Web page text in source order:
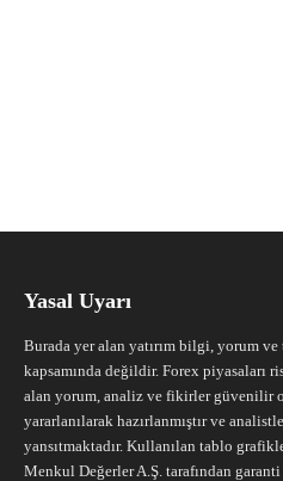
Yasal Uyarı
Burada yer alan yatırım bilgi, yorum ve
kapsamında değildir. Forex piyasaları
alan yorum, analiz ve fikirler güvenilir
yararlanılarak hazırlanmıştır ve
yansıtmaktadır. Kullanılan tablo
Menkul Değerler A.Ş. tarafından